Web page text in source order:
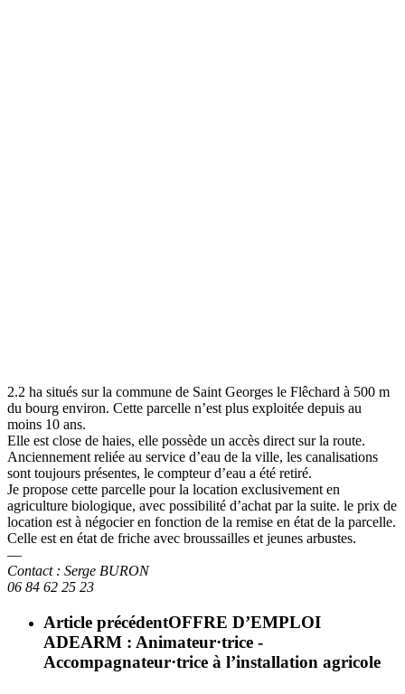
2.2 ha situés sur la commune de Saint Georges le Flêchard à 500 m
du bourg environ. Cette parcelle n’est plus exploitée depuis au
moins 10 ans.
Elle est close de haies, elle possède un accès direct sur la route.
Anciennement reliée au service d’eau de la ville, les canalisations
sont toujours présentes, le compteur d’eau a été retiré.
Je propose cette parcelle pour la location exclusivement en
agriculture biologique, avec possibilité d’achat par la suite. le prix de
location est à négocier en fonction de la remise en état de la parcelle.
Celle est en état de friche avec broussailles et jeunes arbustes.
—
Contact : Serge BURON
06 84 62 25 23
Article précédentOFFRE D’EMPLOI
ADEARM : Animateur·trice -
Accompagnateur·trice à l’installation agricole